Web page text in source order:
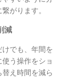
がります。
減
でも、年間を
う操作をショ
え時間を減ら